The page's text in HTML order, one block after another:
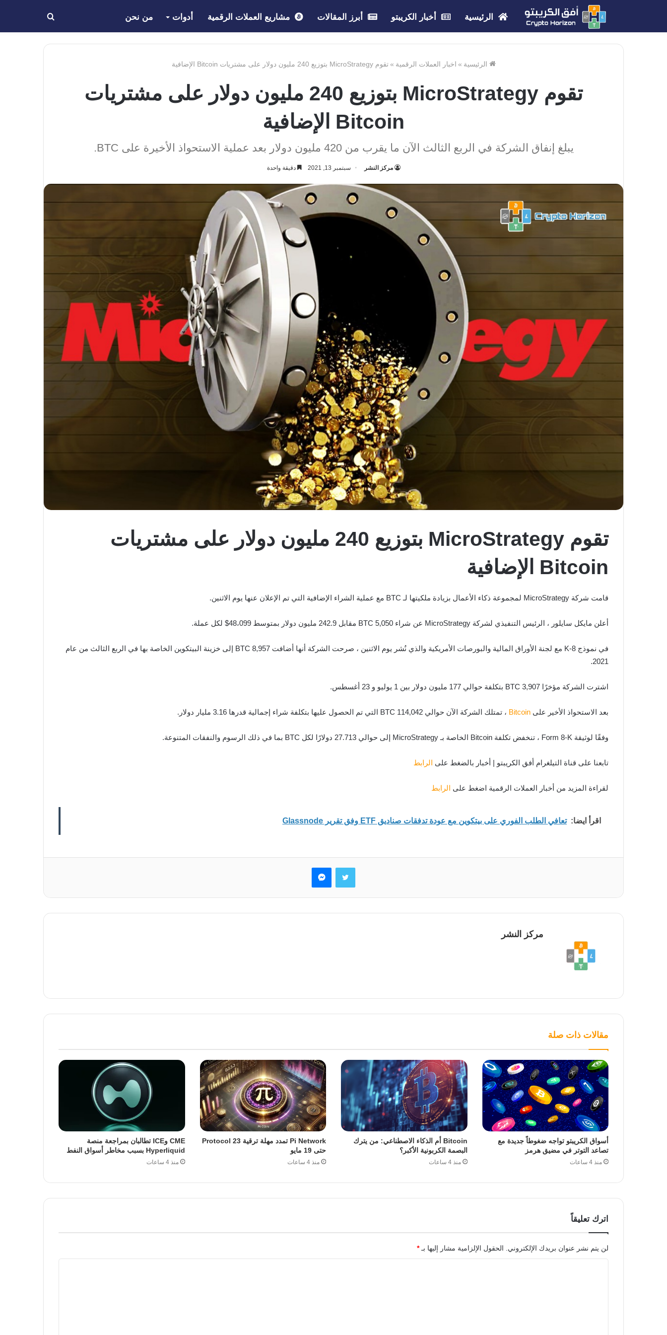
الرئيسية أخبار الكريبتو أبرز المقالات مشاريع العملات الرقمية أدوات من نحن بحث
عن
الرئيسية » اخبار العملات الرقمية » تقوم MicroStrategy بتوزيع 240 مليون دولار على مشتريات Bitcoin الإضافية
تقوم MicroStrategy بتوزيع 240 مليون دولار على مشتريات
Bitcoin الإضافية
يبلغ إنفاق الشركة في الربع الثالث الآن ما يقرب من 420 مليون دولار بعد عملية الاستحواذ الأخيرة على BTC.
مركز النشر سبتمبر 13, 2021 دقيقة واحدة
تقوم MicroStrategy بتوزيع 240 مليون دولار على مشتريات
Bitcoin الإضافية
قامت شركة MicroStrategy لمجموعة ذكاء الأعمال بزيادة ملكيتها لـ BTC مع عملية الشراء الإضافية التي تم الإعلان عنها يوم الاثنين.
أعلن مايكل سايلور ، الرئيس التنفيذي لشركة MicroStrategy عن شراء 5,050 BTC مقابل 242.9 مليون دولار بمتوسط ​​48،099$ لكل عملة.
في نموذج 8-K مع لجنة الأوراق المالية والبورصات الأمريكية والذي نُشر يوم الاثنين ، صرحت الشركة أنها أضافت 8,957 BTC إلى خزينة البيتكوين الخاصة بها في الربع الثالث من عام
2021.
اشترت الشركة مؤخرًا 3,907 BTC بتكلفة حوالي 177 مليون دولار بين 1 يوليو و 23 أغسطس.
بعد الاستحواذ الأخير على Bitcoin ، تمتلك الشركة الآن حوالي 114,042 BTC التي تم الحصول عليها بتكلفة شراء إجمالية قدرها 3.16 مليار دولار.
وفقًا لوثيقة Form 8-K ، تنخفض تكلفة Bitcoin الخاصة بـ MicroStrategy إلى حوالي 27.713 دولارًا لكل BTC بما في ذلك الرسوم والنفقات المتنوعة.
تابعنا على قناة التيلغرام أفق الكريبتو | أخبار بالضغط على الرابط
لقراءة المزيد من أخبار العملات الرقمية اضغط على الرابط
اقرأ ايضا: تعافي الطلب الفوري على بيتكوين مع عودة تدفقات صناديق ETF وفق تقرير Glassnode
تويتر ماسنجر
مركز النشر
مقالات ذات صلة
أسواق الكريبتو تواجه ضغوطاً جديدة مع
تصاعد التوتر في مضيق هرمز
منذ 4 ساعات
Bitcoin أم الذكاء الاصطناعي: من يترك
البصمة الكربونية الأكبر؟
منذ 4 ساعات
Pi Network تمدد مهلة ترقية Protocol 23
حتى 19 مايو
منذ 4 ساعات
CME وICE تطالبان بمراجعة منصة
Hyperliquid بسبب مخاطر أسواق النفط
منذ 4 ساعات
اترك تعليقاً
لن يتم نشر عنوان بريدك الإلكتروني. الحقول الإلزامية مشار إليها بـ*